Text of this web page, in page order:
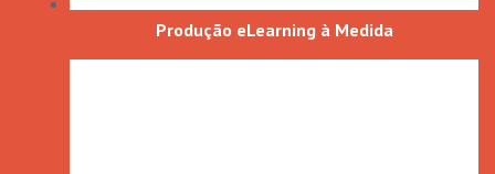
Produção eLearning à Medida